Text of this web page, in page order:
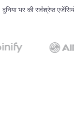
दुनिया भर की सर्वश्रेष्ठ